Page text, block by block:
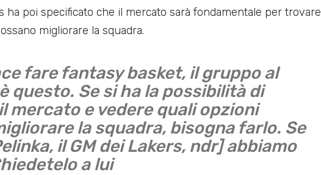
ha poi specificato che il mercato sarà fondamentale per trovare
migliorare la squadra.
fare fantasy basket, il gruppo al
questo. Se si ha la possibilità di
mercato e vedere quali opzioni
la squadra, bisogna farlo. Se
il GM dei Lakers, ndr] abbiamo
a lui